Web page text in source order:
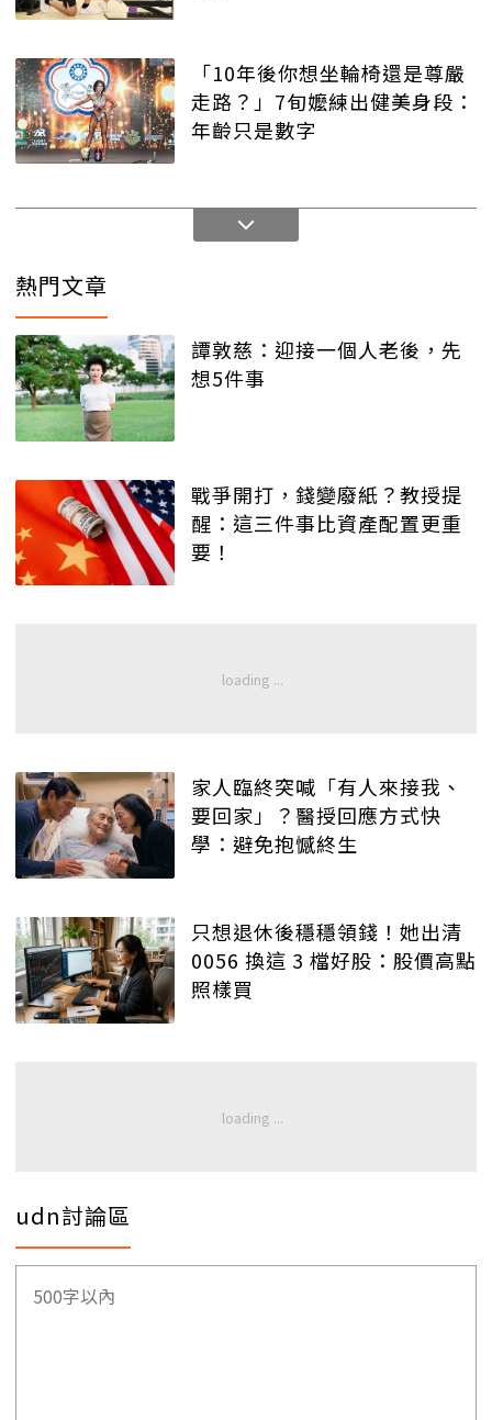
「10年後你想坐輪椅還是尊嚴
走路？」7旬嬤練出健美身段：
年齡只是數字
熱門文章
譚敦慈：迎接一個人老後，先
想5件事
戰爭開打，錢變廢紙？教授提
醒：這三件事比資產配置更重
要！
家人臨終突喊「有人來接我、
要回家」？醫授回應方式快
學：避免抱憾終生
只想退休後穩穩領錢！她出清
0056 換這 3 檔好股：股價高點
照樣買
udn討論區